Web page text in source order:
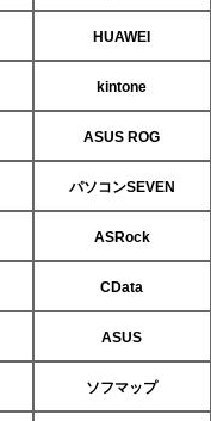
HUAWEI
kintone
ASUS ROG
パソコンSEVEN
ASRock
CData
ASUS
ソフマップ